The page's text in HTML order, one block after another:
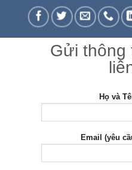
Gửi thông
Họ và
Email (yêu